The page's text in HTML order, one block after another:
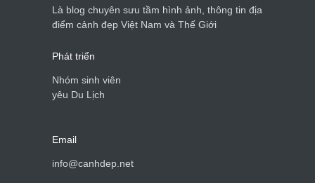
Là blog chuyên sưu tầm hình ảnh, thông tin địa
điểm cảnh đẹp Việt Nam và Thế Giới
Phát triển
Nhóm sinh viên
yêu Du Lịch
Email
info@canhdep.net